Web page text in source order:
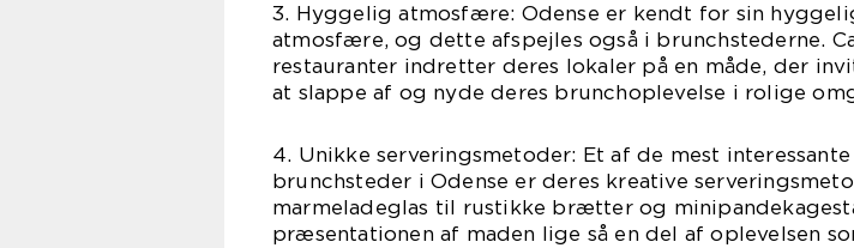
3. Hyggelig atmosfære: Odense er kendt for sin
atmosfære, og dette afspejles også i brunchstederne.
restauranter indretter deres lokaler på en måde, der
at slappe af og nyde deres brunchoplevelse i rolige
4. Unikke serveringsmetoder: Et af de mest
brunchsteder i Odense er deres kreative
marmeladeglas til rustikke brætter og
præsentationen af maden lige så en del af oplevelsen